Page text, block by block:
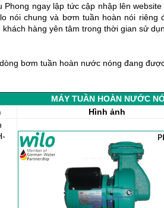
Phong ngay lập tức cập nhập lên
nói chung và bơm tuần hoàn nói riêng
hàng yên tâm trong thời gian sử
bơm tuần hoàn nước nóng đang
MÁY TUẦN HOÀN NƯỚC
Hình ảnh